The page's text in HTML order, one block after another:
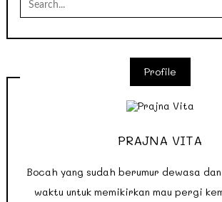
for:
Profile
PRAJNA VITA
Bocah yang sudah berumur dewasa
waktu untuk memikirkan mau pergi